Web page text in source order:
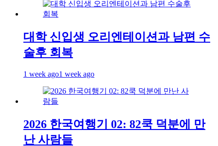
대학 신입생 오리엔테이션과 남편 수
술후 회복
1 week ago1 week ago
2026 한국여행기 02: 82쿡 덕분에 만
난 사람들